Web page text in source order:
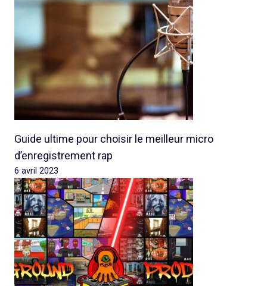
Guide ultime pour choisir le meilleur micro
d’enregistrement rap
6 avril 2023